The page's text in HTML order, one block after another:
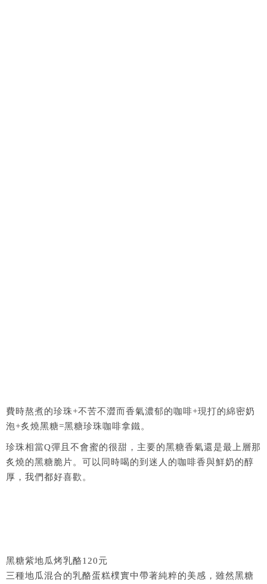
費時熬煮的珍珠+不苦不澀而香氣濃郁的咖啡+現打的綿密奶
泡+炙燒黑糖=黑糖珍珠咖啡拿鐵。
珍珠相當Q彈且不會蜜的很甜，主要的黑糖香氣還是最上層那
炙燒的黑糖脆片。可以同時喝的到迷人的咖啡香與鮮奶的醇
厚，我們都好喜歡。
黑糖紫地瓜烤乳酪120元
三種地瓜混合的乳酪蛋糕樸實中帶著純粹的美感，雖然黑糖